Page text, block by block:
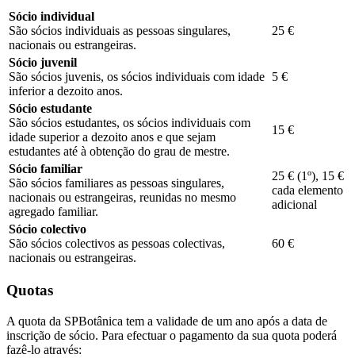
Sócio individual
São sócios individuais as pessoas singulares,
nacionais ou estrangeiras.
25 €
Sócio juvenil
São sócios juvenis, os sócios individuais com idade
inferior a dezoito anos.
5 €
Sócio estudante
São sócios estudantes, os sócios individuais com
idade superior a dezoito anos e que sejam
estudantes até à obtenção do grau de mestre.
15 €
Sócio familiar
São sócios familiares as pessoas singulares,
nacionais ou estrangeiras, reunidas no mesmo
agregado familiar.
25 € (1º), 15 €
cada elemento
adicional
Sócio colectivo
São sócios colectivos as pessoas colectivas,
nacionais ou estrangeiras.
60 €
Quotas
A quota da SPBotânica tem a validade de um ano após a data de
inscrição de sócio. Para efectuar o pagamento da sua quota poderá
fazê-lo através: